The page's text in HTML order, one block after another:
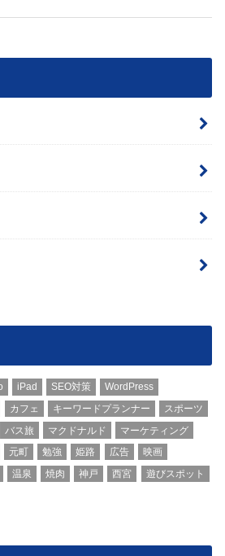
iPad SEO対策
WordPress
カフェ キーワードプランナー
スポーツ
バス旅 マクドナルド
マーケティング
元町 勉強 姫路 広告
映画
温泉 焼肉 神戸 西宮
遊びスポット